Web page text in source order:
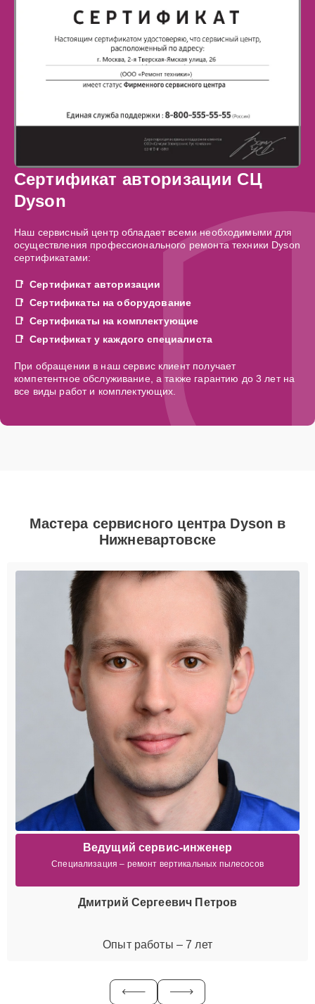
Сертификат авторизации СЦ
Dyson
Наш сервисный центр обладает всеми необходимыми для
осуществления профессионального ремонта техники Dyson
сертификатами:
Сертификат авторизации
Сертификаты на оборудование
Сертификаты на комплектующие
Сертификат у каждого специалиста
При обращении в наш сервис клиент получает
компетентное обслуживание, а также гарантию до 3 лет на
все виды работ и комплектующих.
Мастера сервисного центра Dyson в
Нижневартовске
Ведущий сервис-инженер
Специализация – ремонт вертикальных пылесосов
Дмитрий Сергеевич Петров
Опыт работы – 7 лет